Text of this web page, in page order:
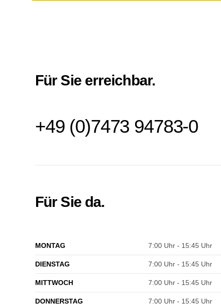
Für Sie erreichbar.
+49 (0)7473 94783-0
Für Sie da.
MONTAG 7:00 Uhr - 15:45 Uhr
DIENSTAG 7:00 Uhr - 15:45 Uhr
MITTWOCH 7:00 Uhr - 15:45 Uhr
DONNERSTAG 7:00 Uhr - 15:45 Uhr